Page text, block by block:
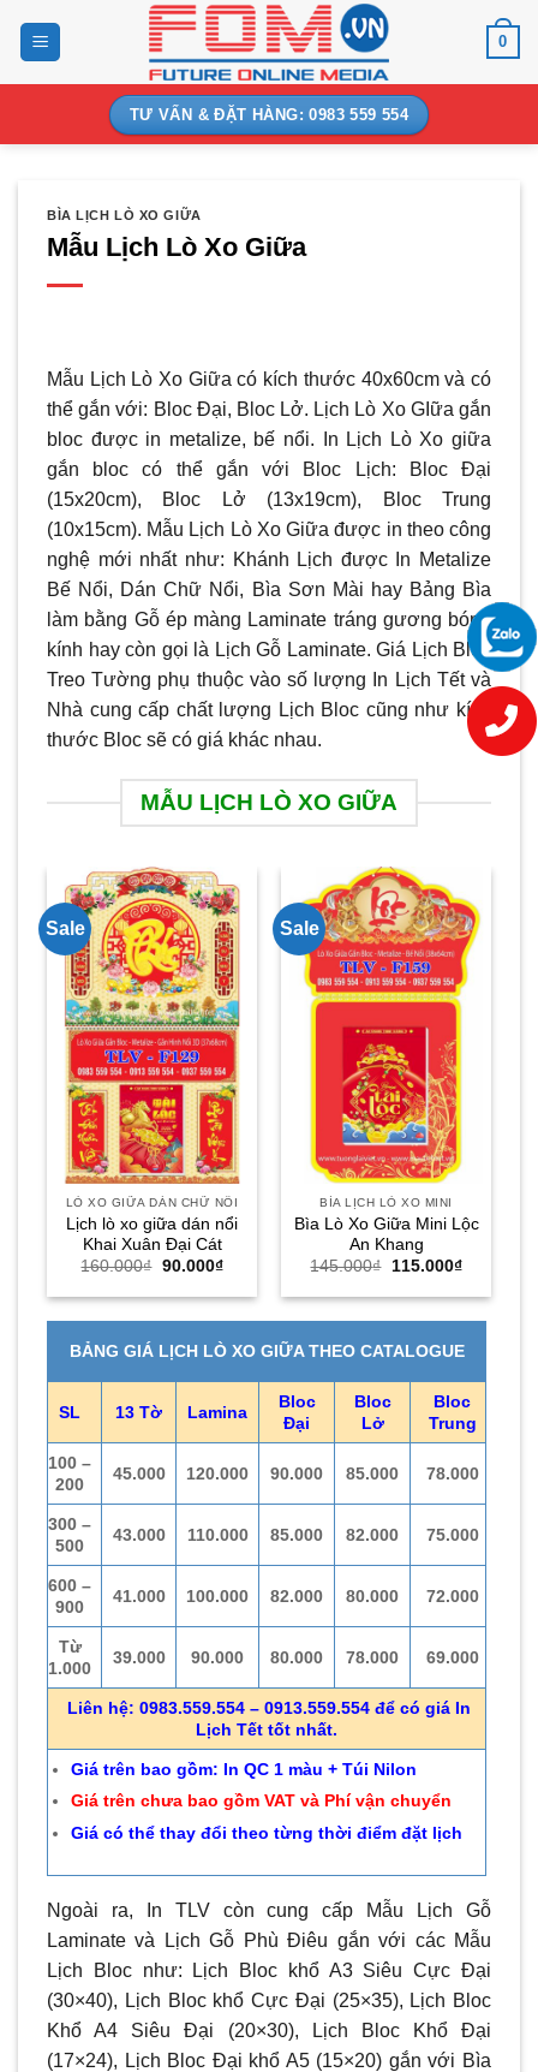
0
TƯ VẤN & ĐẶT HÀNG: 0983 559 554
BÌA LỊCH LÒ XO GIỮA
Mẫu Lịch Lò Xo Giữa
Mẫu Lịch Lò Xo Giữa có kích thước 40x60cm và có
thể gắn với: Bloc Đại, Bloc Lở. Lịch Lò Xo GIữa gắn
bloc được in metalize, bế nổi. In Lịch Lò Xo giữa
gắn bloc có thể gắn với Bloc Lịch: Bloc Đại
(15x20cm), Bloc Lở (13x19cm), Bloc Trung
(10x15cm). Mẫu Lịch Lò Xo Giữa được in theo công
nghệ mới nhất như: Khánh Lịch được In Metalize
Bế Nổi, Dán Chữ Nổi, Bìa Sơn Mài hay Bảng Bìa
làm bằng Gỗ ép màng Laminate tráng gương bóng
kính hay còn gọi là Lịch Gỗ Laminate. Giá Lịch Bloc
Treo Tường phụ thuộc vào số lượng In Lịch Tết và
Nhà cung cấp chất lượng Lịch Bloc cũng như kích
thước Bloc sẽ có giá khác nhau.
MẪU LỊCH LÒ XO GIỮA
Sale
LÒ XO GIỮA DÁN CHỮ NỔI
Lịch lò xo giữa dán nổi
Khai Xuân Đại Cát
160.000₫ Giá
là:
90.000₫Giá
tại
Sale
BÌA LỊCH LÒ XO MINI
Bìa Lò Xo Giữa Mini Lộc
An Khang
145.000₫
Giá
là:
115.000₫Giá
tại
BẢNG GIÁ LỊCH LÒ XO GIỮA THEO CATALOGUE
SL 13 Tờ Lamina
Bloc
Đại
Bloc
Lở
Bloc
Trung
100 –
200
45.000 120.000 90.000 85.000 78.000
300 –
500
43.000 110.000 85.000 82.000 75.000
600 –
900
41.000 100.000 82.000 80.000 72.000
Từ
1.000
39.000 90.000 80.000 78.000 69.000
Liên hệ: 0983.559.554 – 0913.559.554 để có giá In
Lịch Tết tốt nhất.
Giá trên bao gồm: In QC 1 màu + Túi Nilon
Giá trên chưa bao gồm VAT và Phí vận chuyển
Giá có thể thay đổi theo từng thời điểm đặt lịch
Ngoài ra, In TLV còn cung cấp Mẫu Lịch Gỗ
Laminate và Lịch Gỗ Phù Điêu gắn với các Mẫu
Lịch Bloc như: Lịch Bloc khổ A3 Siêu Cực Đại
(30×40), Lịch Bloc khổ Cực Đại (25×35), Lịch Bloc
Khổ A4 Siêu Đại (20×30), Lịch Bloc Khổ Đại
(17×24), Lịch Bloc Đại khổ A5 (15×20) gắn với Bìa